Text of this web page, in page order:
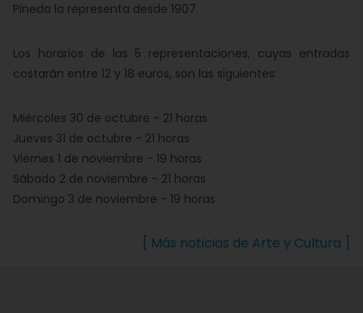
Pineda la representa desde 1907.
Los horarios de las 5 representaciones, cuyas entradas
costarán entre 12 y 18 euros, son las siguientes:
Miércoles 30 de octubre - 21 horas
Jueves 31 de octubre - 21 horas
Viernes 1 de noviembre - 19 horas
Sábado 2 de noviembre - 21 horas
Domingo 3 de noviembre - 19 horas
[ Más noticias de Arte y Cultura ]